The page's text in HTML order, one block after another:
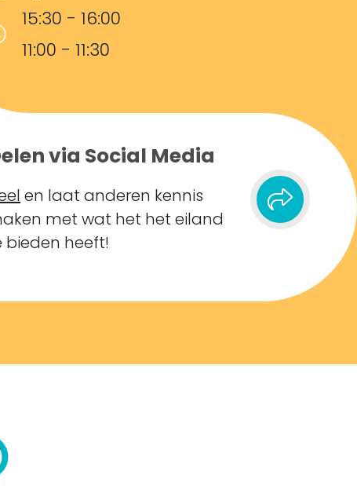
15:30 - 16:00
11:00 - 11:30
via Social Media
en laat anderen kennis
met wat het het eiland
bieden heeft!